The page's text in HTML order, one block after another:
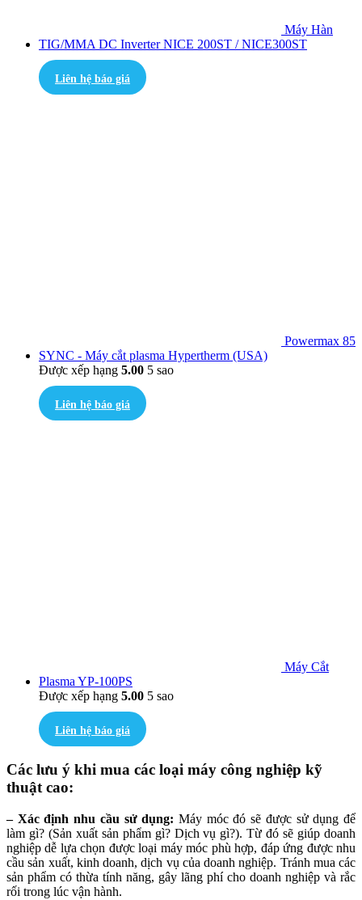
Máy Hàn
TIG/MMA DC Inverter NICE 200ST / NICE300ST
Liên hệ báo giá
Powermax 85
SYNC - Máy cắt plasma Hypertherm (USA)
Được xếp hạng 5.00 5 sao
Liên hệ báo giá
Máy Cắt
Plasma YP-100PS
Được xếp hạng 5.00 5 sao
Liên hệ báo giá
Các lưu ý khi mua các loại máy công nghiệp kỹ
thuật cao:
– Xác định nhu cầu sử dụng: Máy móc đó sẽ được sử dụng để
làm gì? (Sản xuất sản phẩm gì? Dịch vụ gì?). Từ đó sẽ giúp doanh
nghiệp dễ lựa chọn được loại máy móc phù hợp, đáp ứng được nhu
cầu sản xuất, kinh doanh, dịch vụ của doanh nghiệp. Tránh mua các
sản phẩm có thừa tính năng, gây lãng phí cho doanh nghiệp và rắc
rối trong lúc vận hành.